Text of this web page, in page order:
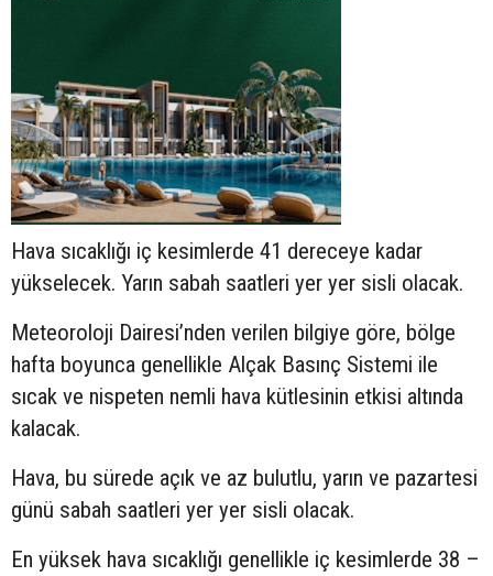
Hava sıcaklığı iç kesimlerde 41 dereceye kadar
yükselecek. Yarın sabah saatleri yer yer sisli olacak.
Meteoroloji Dairesi’nden verilen bilgiye göre, bölge
hafta boyunca genellikle Alçak Basınç Sistemi ile
sıcak ve nispeten nemli hava kütlesinin etkisi altında
kalacak.
Hava, bu sürede açık ve az bulutlu, yarın ve pazartesi
günü sabah saatleri yer yer sisli olacak.
En yüksek hava sıcaklığı genellikle iç kesimlerde 38 –